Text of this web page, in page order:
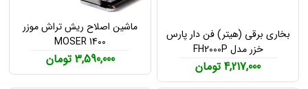
بخاری برقی (هیتر) فن دار پارس
خزر مدل FH2000P
4,217,000 تومان
ماشین اصلاح ریش تراش موزر
MOSER 1400
3,590,000 تومان